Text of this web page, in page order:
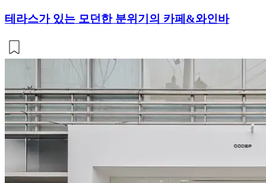
테라스가 있는 모던한 분위기의 카페&와인바